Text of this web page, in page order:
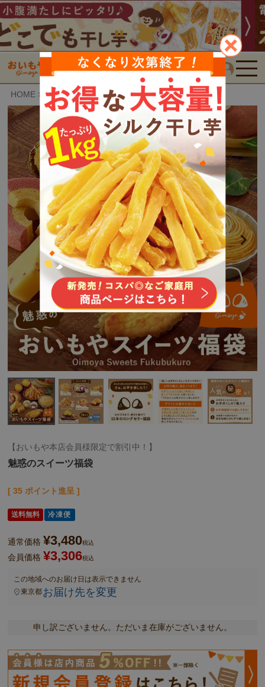
検索
HOME おいもや特選スイーツ 魅惑のスイーツ福袋
【おいもや本店会員様限定で割引中！】
魅惑のスイーツ福袋
[ 35 ポイント進呈 ]
送料無料 冷凍便
通常価格 ¥3,480税込
会員価格 ¥3,306税込
この地域へのお届け日は表示できません
東京都 お届け先を変更
申し訳ございません。ただいま在庫がございません。